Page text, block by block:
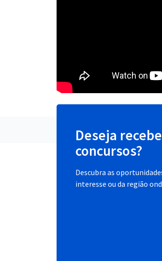
Deseja
concursos?
Descubra as
interesse ou da região